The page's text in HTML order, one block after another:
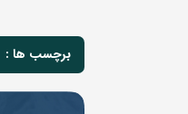
برچسب ها :